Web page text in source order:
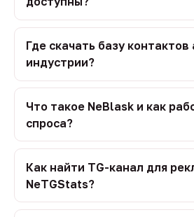
Где скачать базу
индустрии?
Что такое NeBlask и как
спроса?
Как найти TG-канал для
NeTGStats?